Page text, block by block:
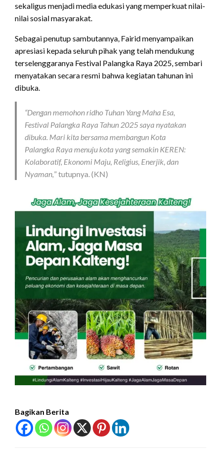
sekaligus menjadi media edukasi yang memperkuat nilai-
nilai sosial masyarakat.
Sebagai penutup sambutannya, Fairid menyampaikan
apresiasi kepada seluruh pihak yang telah mendukung
terselenggaranya Festival Palangka Raya 2025, sembari
menyatakan secara resmi bahwa kegiatan tahunan ini
dibuka.
“Dengan memohon ridho Tuhan Yang Maha Esa,
Festival Palangka Raya Tahun 2025 saya nyatakan
dibuka. Mari kita bersama membangun Kota
Palangka Raya menuju kota yang semakin KEREN:
Kolaboratif, Ekonomi Maju, Religius, Enerjik, dan
Nyaman, ” tutupnya. (KN)
Bagikan Berita